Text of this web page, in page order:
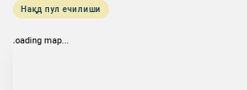
Нақд пул ечилиши
loading map...